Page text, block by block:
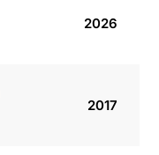
2026
2017